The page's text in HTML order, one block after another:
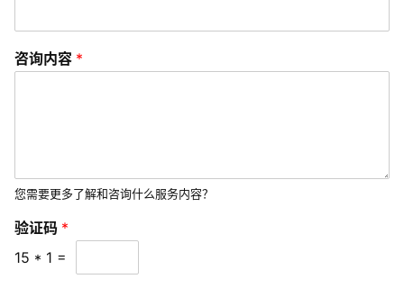
联
咨询内容 *
您需要更多了解和咨询什么服务内容？
验证码 *
15 * 1 =